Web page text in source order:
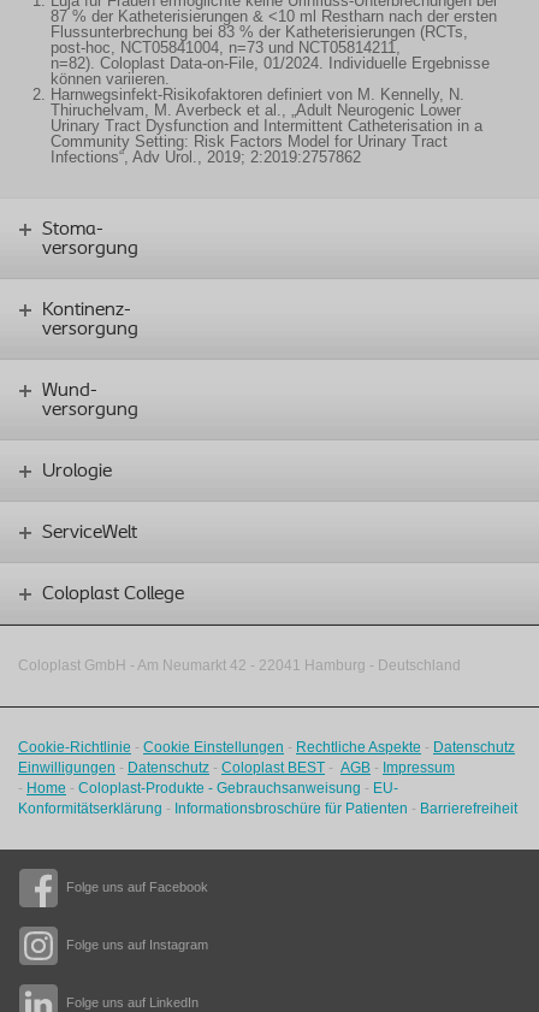
87 % der Katheterisierungen & <10 ml Restharn nach der ersten
Flussunterbrechung bei 83 % der Katheterisierungen (RCTs,
post-hoc, NCT05841004, n=73 und NCT05814211,
n=82). Coloplast Data-on-File, 01/2024. Individuelle Ergebnisse
können variieren.
Harnwegsinfekt-Risikofaktoren definiert von M. Kennelly, N.
Thiruchelvam, M. Averbeck et al., „Adult Neurogenic Lower
Urinary Tract Dysfunction and Intermittent Catheterisation in a
Community Setting: Risk Factors Model for Urinary Tract
Infections“, Adv Urol., 2019; 2:2019:2757862
Folge uns auf Facebook
Folge uns auf Instagram
Folge uns auf LinkedIn
Stoma-
versorgung
Kontinenz-
versorgung
Wund-
versorgung
Urologie
ServiceWelt
Coloplast College
Coloplast GmbH - Am Neumarkt 42 ‑ 22041 Hamburg - Deutschland
Cookie-Richtlinie - Cookie Einstellungen - Rechtliche Aspekte - Datenschutz
Einwilligungen - Datenschutz - Coloplast BEST - AGB - Impressum
- Home - Coloplast-Produkte - Gebrauchsanweisung - EU-
Konformitätserklärung - Informationsbroschüre für Patienten - Barrierefreiheit